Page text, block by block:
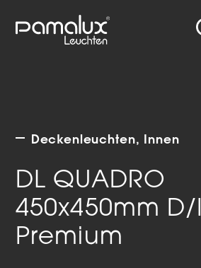
Deckenleuchten Innen
DL QUADRO
450x450mm D/I
Premium